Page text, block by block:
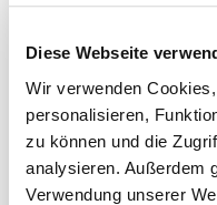
Diese Webseite
Wir verwenden
personalisieren,
zu können und die
analysieren. Außerdem
Verwendung unserer
Netze aus